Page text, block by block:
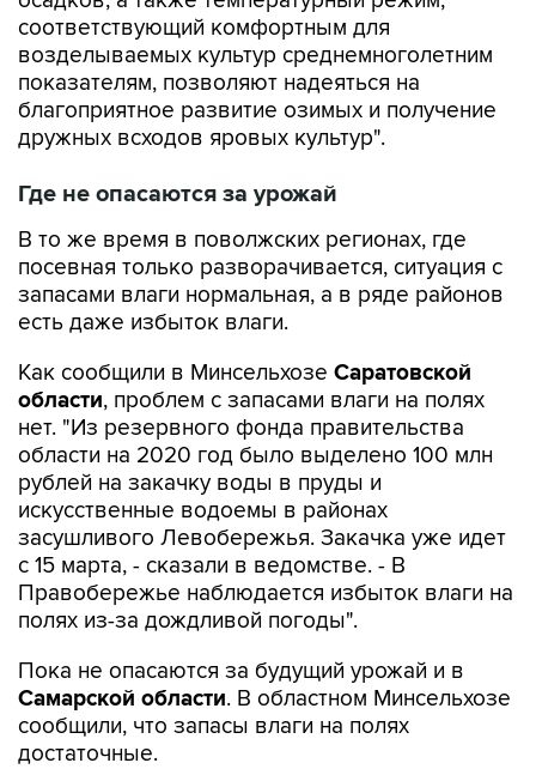
соответствующий комфортным для
возделываемых культур среднемноголетним
показателям, позволяют надеяться на
благоприятное развитие озимых и получение
дружных всходов яровых культур".
Где не опасаются за урожай
В то же время в поволжских регионах, где
посевная только разворачивается, ситуация с
запасами влаги нормальная, а в ряде районов
есть даже избыток влаги.
Как сообщили в Минсельхозе Саратовской
области, проблем с запасами влаги на полях
нет. "Из резервного фонда правительства
области на 2020 год было выделено 100 млн
рублей на закачку воды в пруды и
искусственные водоемы в районах
засушливого Левобережья. Закачка уже идет
с 15 марта, - сказали в ведомстве. - В
Правобережье наблюдается избыток влаги на
полях из-за дождливой погоды".
Пока не опасаются за будущий урожай и в
Самарской области. В областном Минсельхозе
сообщили, что запасы влаги на полях
достаточные.